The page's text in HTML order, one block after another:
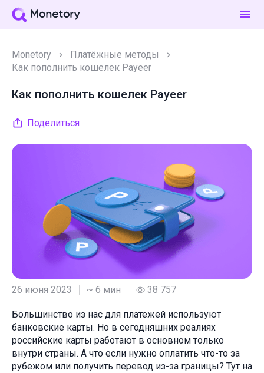
Monetory
Платёжные методы
Как пополнить кошелек Payeer
Как пополнить кошелек Payeer
Поделиться
26 июня 2023 ~ 6 мин 38 757
Большинство из нас для платежей используют
банковские карты. Но в сегодняшних реалиях
российские карты работают в основном только
внутри страны. А что если нужно оплатить что-то за
рубежом или получить перевод из-за границы? Тут на